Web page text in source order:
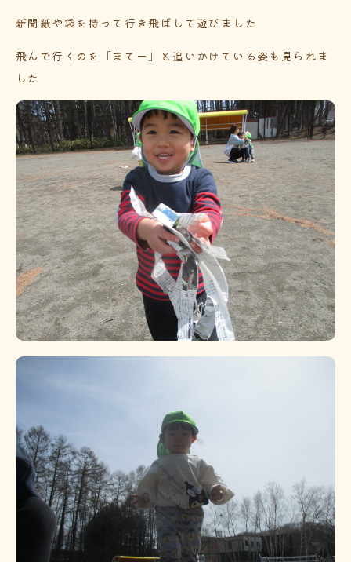
新聞紙や袋を持って行き飛ばして遊びました
飛んで行くのを「まてー」と追いかけている姿も見られま
した